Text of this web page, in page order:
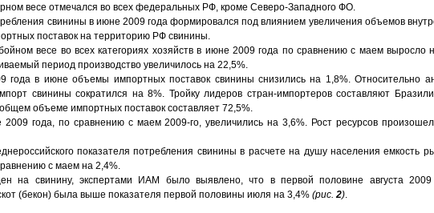
весе отмечался во всех федеральных РФ, кроме Северо-Западного ФО.
свинины в июне 2009 года формировался под влиянием увеличения объемов
поставок на территорию РФ свинины.
весе во всех категориях хозяйств в июне 2009 года по сравнению с маем выросло
период производство увеличилось на 22,5%.
года в июне объемы импортных поставок свинины снизились на 1,8%. Относительно
свинины сократился на 8%. Тройку лидеров стран-импортеров составляют
объеме импортных поставок составляет 72,5%.
года, по сравнению с маем 2009-го, увеличились на 3,6%. Рост ресурсов
показателя потребления свинины в расчете на душу населения емкость
с маем на 2,4%.
на свинину, экспертами ИАМ было выявлено, что в первой половине августа
(бекон) была выше показателя первой половины июля на 3,4% (рис.2).